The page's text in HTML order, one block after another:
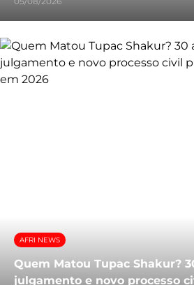
AFRI NEWS
Quem Matou Tupac Shakur?
julgamento e novo processo